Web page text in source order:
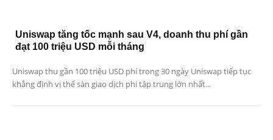
Uniswap tăng tốc mạnh sau V4, doanh thu phí gần
đạt 100 triệu USD mỗi tháng
Uniswap thu gần 100 triệu USD phí trong 30 ngày Uniswap tiếp tục
khẳng định vị thế sàn giao dịch phi tập trung lớn nhất...